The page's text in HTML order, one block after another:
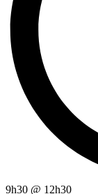
9h30 @ 12h30